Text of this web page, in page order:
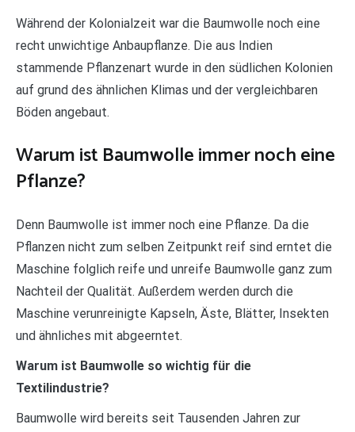
Während der Kolonialzeit war die Baumwolle noch eine
recht unwichtige Anbaupflanze. Die aus Indien
stammende Pflanzenart wurde in den südlichen Kolonien
auf grund des ähnlichen Klimas und der vergleichbaren
Böden angebaut.
Warum ist Baumwolle immer noch eine
Pflanze?
Denn Baumwolle ist immer noch eine Pflanze. Da die
Pflanzen nicht zum selben Zeitpunkt reif sind erntet die
Maschine folglich reife und unreife Baumwolle ganz zum
Nachteil der Qualität. Außerdem werden durch die
Maschine verunreinigte Kapseln, Äste, Blätter, Insekten
und ähnliches mit abgeerntet.
Warum ist Baumwolle so wichtig für die
Textilindustrie?
Baumwolle wird bereits seit Tausenden Jahren zur